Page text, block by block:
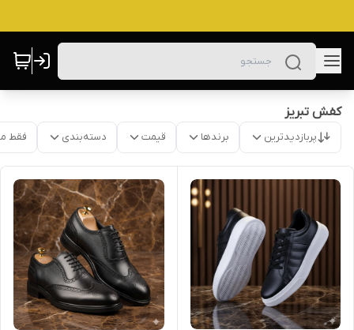
کفش تبریز
پربازدیدترین برندها قیمت دسته‌بندی فقط